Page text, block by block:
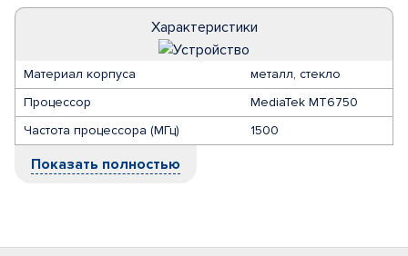
Характеристики
Материал корпуса
металл, стекло
Процессор
MediaTek MT6750
Частота процессора (МГц)
1500
Показать полностью